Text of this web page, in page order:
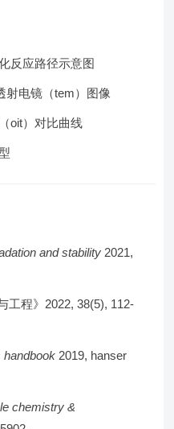
反应路径示意图
射电镜（tem）图像
oit）对比曲线
and stability 2021,
工程》2022, 38(5), 112-
handbook 2019, hanser
chemistry &